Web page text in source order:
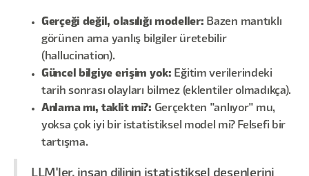
Gerçeği değil, olasılığı modeller: Bazen mantıklı
görünen ama yanlış bilgiler üretebilir
(hallucination).
Güncel bilgiye erişim yok: Eğitim verilerindeki
tarih sonrası olayları bilmez (eklentiler olmadıkça).
Anlama mı, taklit mi?: Gerçekten "anlıyor" mu,
yoksa çok iyi bir istatistiksel model mi? Felsefi bir
tartışma.
LLM'ler, insan dilinin istatistiksel desenlerini